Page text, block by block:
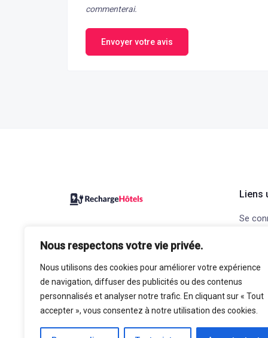
Nous respectons votre vie privée.
Nous utilisons des cookies pour améliorer votre expérience
de navigation, diffuser des publicités ou des contenus
personnalisés et analyser notre trafic. En cliquant sur « Tout
accepter », vous consentez à notre utilisation des cookies.
commenterai.
Envoyer votre avis
trouver votre prochain hôtel avec
bornes de recharge pour voiture
électrique.
Liens
Se